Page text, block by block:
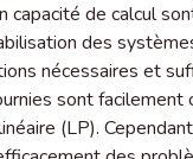
capacité de calcul
des
nécessaires et
sont facilement
(LP).